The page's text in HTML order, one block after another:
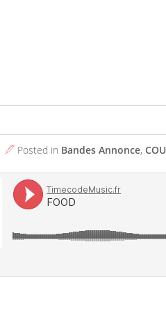
Posted in Bandes Annonce,